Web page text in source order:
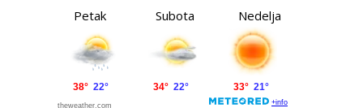
Petak Subota Nedelja